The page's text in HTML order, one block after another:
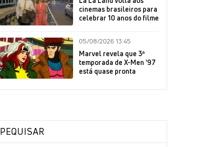
cinemas brasileiros para
celebrar 10 anos do filme
05/08/2026 13:45
Marvel revela que 3ª
temporada de X-Men '97
está quase pronta
PEQUISAR